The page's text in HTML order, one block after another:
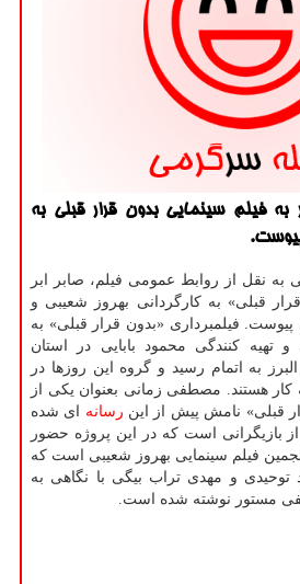
به فیلم سینمایی بدون قرار قبلی به
پیوست.
نقل از روابط عمومی فیلم، صابر ابر
قبلی» به کارگردانی بهروز شعیبی و
پیوست. فیلمبرداری «بدون قرار قبلی» به
و تهیه کنندگی محمود بابایی در استان
به اتمام رسید و گروه این روزها در
هستند. مصطفی زمانی بعنوان یکی از
قبلی» نامش پیش از این رسانه ای شده
بازیگرانی است که در این پروژه حضور
فیلم سینمایی بهروز شعیبی است که
توحیدی و مهدی تراب بیگی با نگاهی به
مستور نوشته شده است.